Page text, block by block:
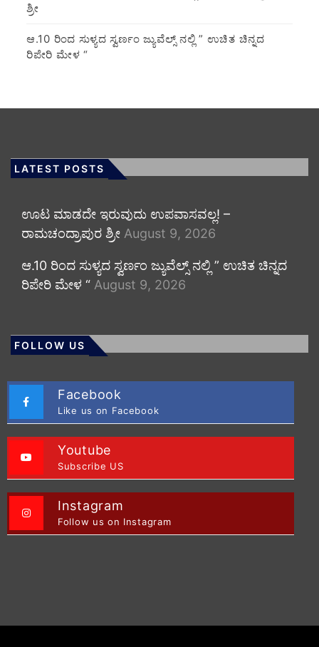
ಶ್ರೀ
ಆ.10 ರಿಂದ ಸುಳ್ಯದ ಸ್ವರ್ಣಂ ಜ್ಯುವೆಲ್ಸ್ ನಲ್ಲಿ ” ಉಚಿತ ಚಿನ್ನದ
ರಿಪೇರಿ ಮೇಳ “
LATEST POSTS
ಊಟ ಮಾಡದೇ ಇರುವುದು ಉಪವಾಸವಲ್ಲ! –
ರಾಮಚಂದ್ರಾಪುರ ಶ್ರೀ August 9, 2026
ಆ.10 ರಿಂದ ಸುಳ್ಯದ ಸ್ವರ್ಣಂ ಜ್ಯುವೆಲ್ಸ್ ನಲ್ಲಿ ” ಉಚಿತ ಚಿನ್ನದ
ರಿಪೇರಿ ಮೇಳ “ August 9, 2026
FOLLOW US
Facebook
Like us on Facebook
Youtube
Subscribe US
Instagram
Follow us on Instagram